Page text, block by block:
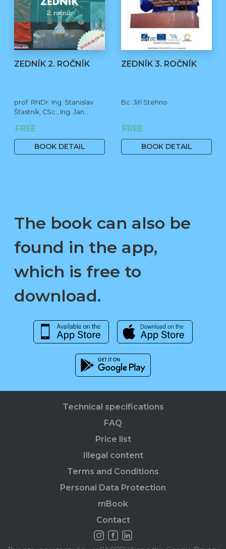
ZEDNÍK 2. ROČNÍK
prof. RNDr. Ing. Stanislav
Šťastník, CSc., Ing. Jan
Stehno
FREE
BOOK DETAIL
ZEDNÍK 3. ROČNÍK
Bc. Jiří Stehno
FREE
BOOK DETAIL
The book can also be
found in the app,
which is free to
download.
Technical specifications
FAQ
Price list
Illegal content
Terms and Conditions
Personal Data Protection
mBook
Contact